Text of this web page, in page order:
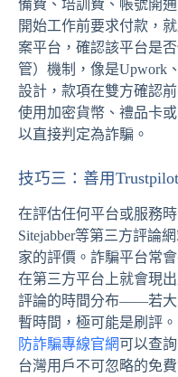
備費、培訓費、帳號開
開始工作前要求付款，
案平台，確認該平台是
管）機制，像是Upwork
設計，款項在雙方確認
使用加密貨幣、禮品卡
以直接判定為詐騙。
技巧三：善用
在評估任何平台或服務時
Sitejabber等第三方評論
家的評價。詐騙平台常
在第三方平台上就會現
評論的時間分布——若大
暫時間，極可能是刷評
防詐騙專線官網可以查
台灣用戶不可忽略的免費